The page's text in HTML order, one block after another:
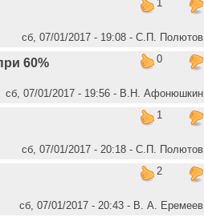
1
сб, 07/01/2017 - 19:08 - C.П. Полютов
0
60%
сб, 07/01/2017 - 19:56 - В.Н. Афонюшкин
1
сб, 07/01/2017 - 20:18 - C.П. Полютов
2
сб, 07/01/2017 - 20:43 - В. А. Еремеев